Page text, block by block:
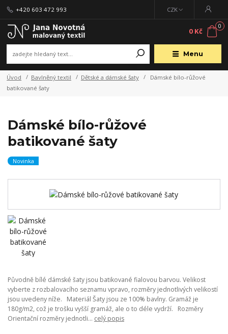
Menu
CZK
+420 603 472 993
0
0 Kč
Úvod Bavlněný textil Dětské a dámské šaty
Dámské bílo-růžové
batikované šaty
Dámské bílo-růžové
batikované šaty
Novinka
Původně bílé dámské šaty jsou batikované fialovou barvou. Velikost
vyberte z rozbalovacího seznamu vpravo, rozměry jednotlivých velikostí
jsou uvedeny níže. Materiál Šaty jsou ze 100% bavlny. Gramáž je
180g/m2, což je trošku vyšší gramáž, ale o to déle vydrží. Rozměry
Orientační rozměry jednotli... celý popis